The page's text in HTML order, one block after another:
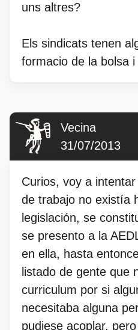
uns altres?
Els sindicats tenen
formacio de la bolsa
Vecina
31/07/2013
Curios, voy a
de trabajo no existía
legislación, se
se presento a la
en ella, hasta
listado de gente que
curriculum por si
necesitaba alguna
pudiese acoplar,